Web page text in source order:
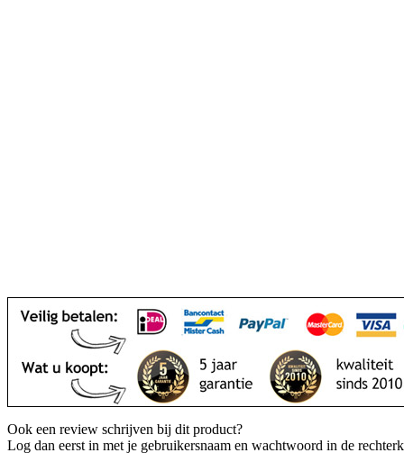
Ook een review schrijven bij dit product?
Log dan eerst in met je gebruikersnaam en wachtwoord in de